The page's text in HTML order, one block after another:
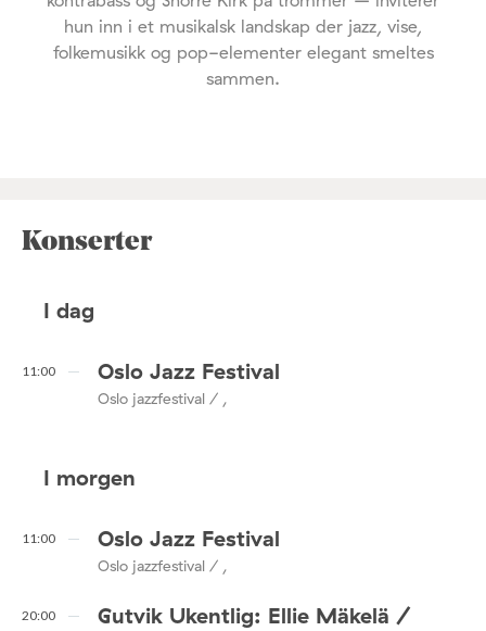
hun inn i et musikalsk landskap der jazz, vise,
folkemusikk og pop-elementer elegant smeltes
sammen.
Konserter
I dag
11:00 Oslo Jazz Festival
Oslo jazzfestival / ,
I morgen
11:00 Oslo Jazz Festival
Oslo jazzfestival / ,
20:00
Gutvik Ukentlig: Ellie Mäkelä /